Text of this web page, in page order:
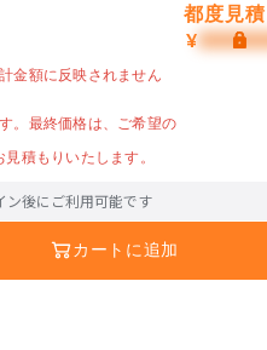
都度見
¥
金額に反映されません
。最終価格は、ご希望の
積もりいたします。
ン後にご利用可能です
カートに追加